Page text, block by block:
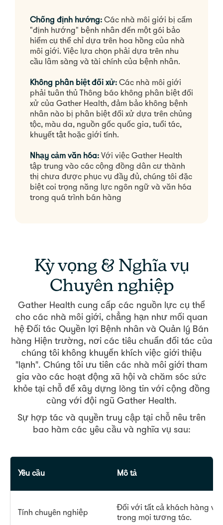
Chống định hướng: Các nhà môi giới bị cấm
"định hướng" bệnh nhân đến một gói bảo
hiểm cụ thể chỉ dựa trên hoa hồng của nhà
môi giới. Việc lựa chọn phải dựa trên nhu
cầu lâm sàng và tài chính của bệnh nhân.
Không phân biệt đối xử: Các nhà môi giới
phải tuân thủ Thông báo không phân biệt đối
xử của Gather Health, đảm bảo không bệnh
nhân nào bị phân biệt đối xử dựa trên chủng
tộc, màu da, nguồn gốc quốc gia, tuổi tác,
khuyết tật hoặc giới tính.
Nhạy cảm văn hóa: Với việc Gather Health
tập trung vào các cộng đồng dân cư thành
thị chưa được phục vụ đầy đủ, chúng tôi đặc
biệt coi trọng năng lực ngôn ngữ và văn hóa
trong quá trình bán hàng
Kỳ vọng & Nghĩa vụ
Chuyên nghiệp
Gather Health cung cấp các nguồn lực cụ thể
cho các nhà môi giới, chẳng hạn như mối quan
hệ Đối tác Quyền lợi Bệnh nhân và Quản lý Bán
hàng Hiện trường, nơi các tiêu chuẩn đối tác của
chúng tôi không khuyến khích việc giới thiệu
"lạnh". Chúng tôi ưu tiên các nhà môi giới tham
gia vào các hoạt động xã hội và chăm sóc sức
khỏe tại chỗ để xây dựng lòng tin với cộng đồng
cùng với đội ngũ Gather Health.
Sự hợp tác và quyền truy cập tại chỗ nêu trên
bao hàm các yêu cầu và nghĩa vụ sau:
Yêu cầu Mô tả
Tính chuyên nghiệp
Đối với tất cả khách hàng và
trong mọi tương tác.